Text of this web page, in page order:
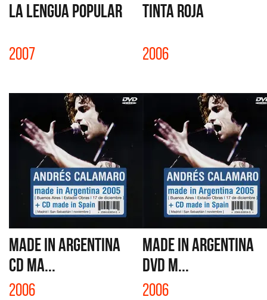
LA LENGUA POPULAR
2007
TINTA ROJA
2006
MADE IN ARGENTINA
CD MA...
2006
MADE IN ARGENTINA
DVD M...
2006